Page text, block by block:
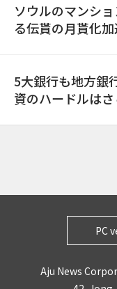
ソウルのマンシ
る伝貰の月貰化
5大銀行も地方銀
資のハードルはさ
PC
Aju News